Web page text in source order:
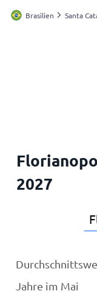
Deutschland
Brasilien Santa
2027
Jahre im Mai